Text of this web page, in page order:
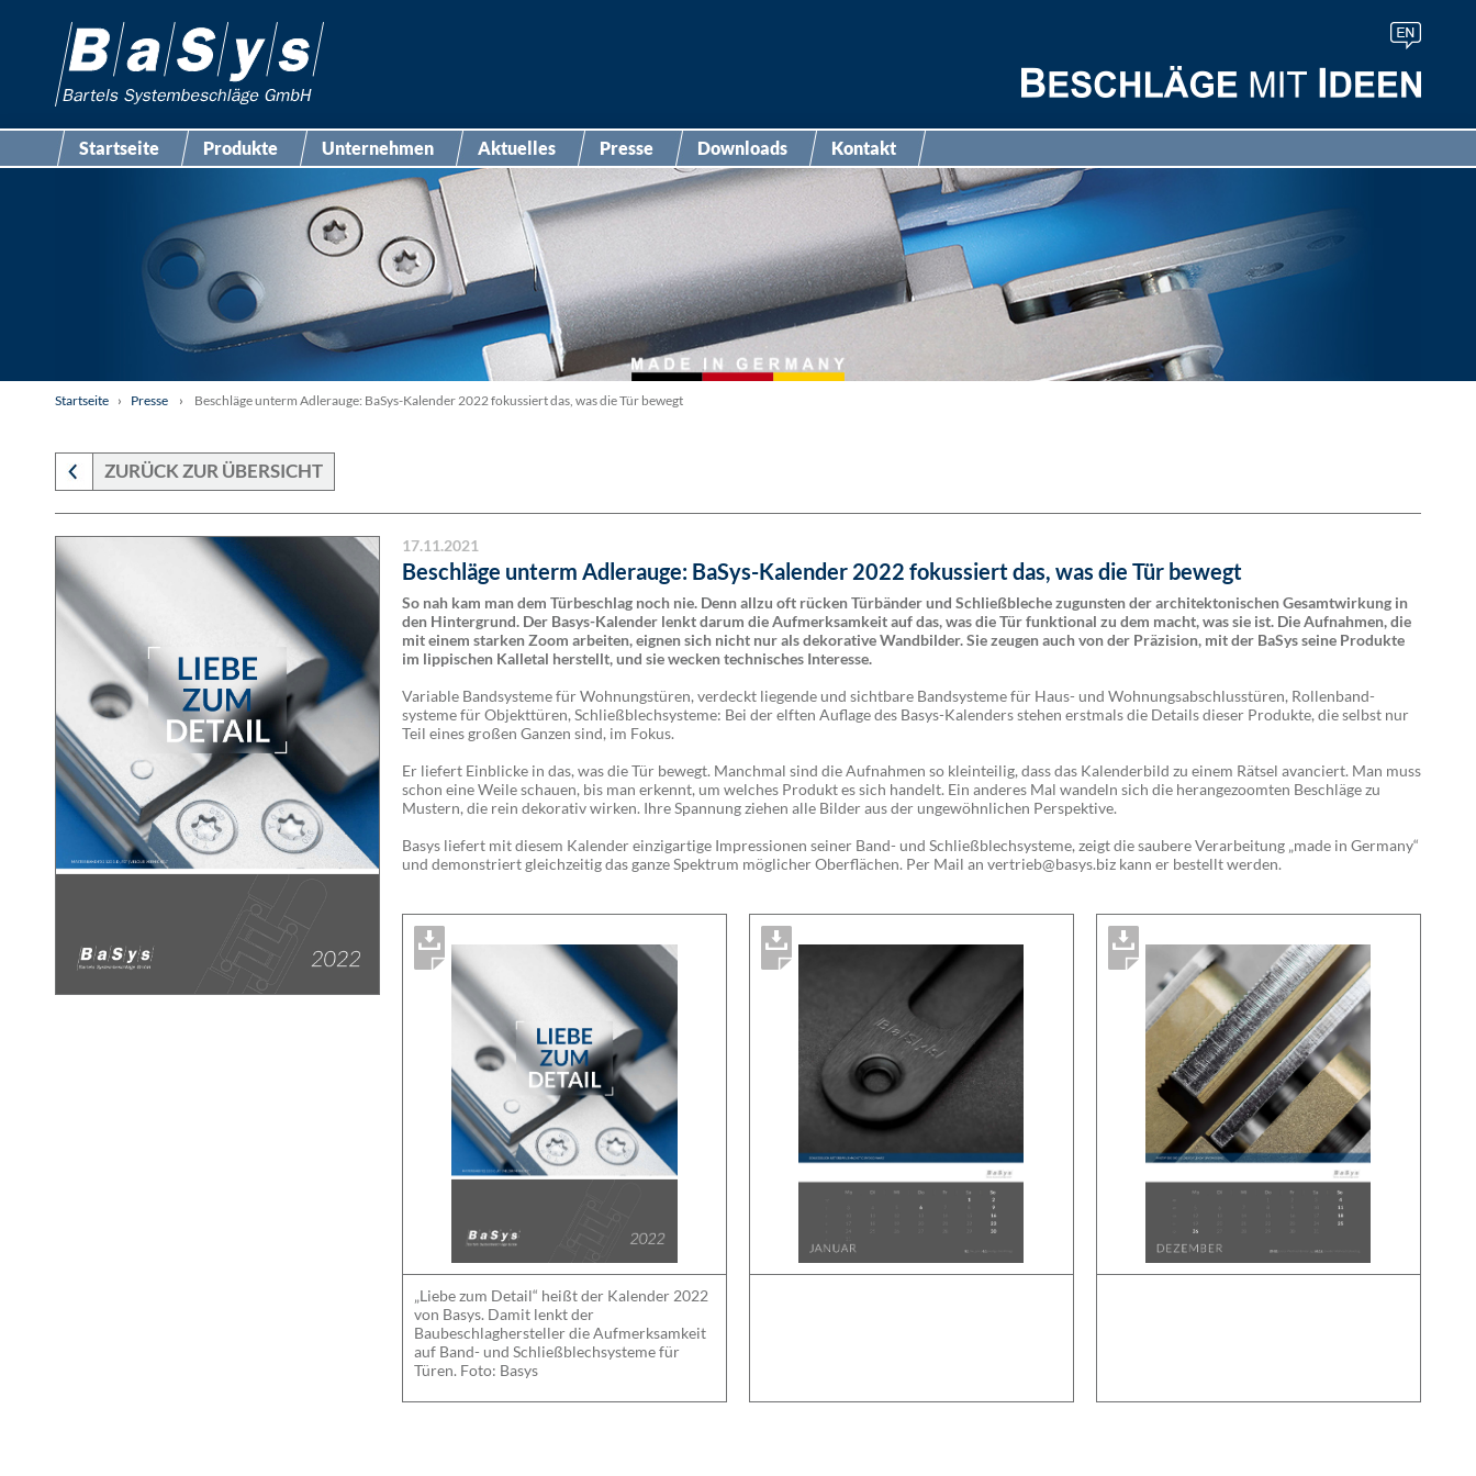
Startseite Produkte Unternehmen Aktuelles Presse Downloads Kontakt
Startseite › Presse › Beschläge unterm Adlerauge: BaSys-Kalender 2022 fokussiert das, was die Tür bewegt
ZURÜCK ZUR ÜBERSICHT
17.11.2021
Beschläge unterm Adlerauge: BaSys-Kalender 2022 fokussiert das, was die Tür bewegt
So nah kam man dem Türbeschlag noch nie. Denn allzu oft rücken Tür­bänder und Schließbleche zugunsten der architektonischen Gesamt­wirkung in
den Hintergrund. Der Basys-Kalender lenkt darum die Auf­merksamkeit auf das, was die Tür funktional zu dem macht, was sie ist. Die Aufnahmen, die
mit einem starken Zoom arbeiten, eignen sich nicht nur als dekorative Wandbilder. Sie zeugen auch von der Präzi­sion, mit der BaSys seine Produkte
im lippischen Kalletal herstellt, und sie wecken technisches Interesse.
Variable Bandsysteme für Wohnungstüren, verdeckt liegende und sicht­bare Bandsysteme für Haus- und Wohnungsabschlusstüren, Rollenband­
systeme für Objekttüren, Schließblechsysteme: Bei der elften Auflage des Basys-Kalenders stehen erstmals die Details dieser Produkte, die selbst nur
Teil eines großen Ganzen sind, im Fokus.
Er liefert Einblicke in das, was die Tür bewegt. Manchmal sind die Auf­nahmen so kleinteilig, dass das Kalenderbild zu einem Rätsel avanciert. Man muss
schon eine Weile schauen, bis man erkennt, um welches Pro­dukt es sich handelt. Ein anderes Mal wandeln sich die herangezoomten Beschläge zu
Mustern, die rein dekorativ wirken. Ihre Spannung ziehen alle Bilder aus der ungewöhnlichen Perspektive.
Basys liefert mit diesem Kalender einzigartige Impressionen seiner Band- und Schließblechsysteme, zeigt die saubere Verarbeitung „made in Germany“
und demonstriert gleichzeitig das ganze Spektrum möglicher Oberflächen. Per Mail an vertrieb@basys.biz kann er bestellt werden.
„Liebe zum Detail“ heißt der Kalender 2022
von Basys. Damit lenkt der
Baubeschlaghersteller die Aufmerksamkeit
auf Band- und Schließblechsysteme für
Türen. Foto: Basys